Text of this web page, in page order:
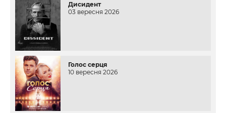
Дисидент
03 вересня 2026
Голос серця
10 вересня 2026